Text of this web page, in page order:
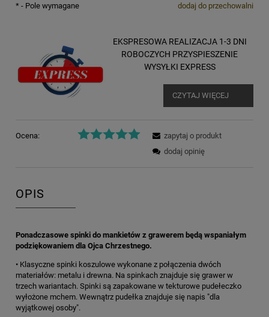
dodaj do przechowalni
* - Pole wymagane
EKSPRESOWA REALIZACJA 1-3 DNI
ROBOCZYCH PRZYSPIESZENIE
WYSYŁKI EXPRESS
CZYTAJ WIĘCEJ
Ocena:
zapytaj o produkt
dodaj opinię
OPIS
Ponadczasowe spinki do mankietów z grawerem będą wspaniałym
podziękowaniem dla Ojca Chrzestnego.
• Klasyczne spinki koszulowe wykonane z połączenia dwóch
materiałów: metalu i drewna. Na spinkach znajduje się grawer w
trzech wariantach. Spinki są zapakowane w tekturowe pudełeczko
wyłożone mchem. Wewnątrz pudełka znajduje się napis "dla
wyjątkowej osoby".